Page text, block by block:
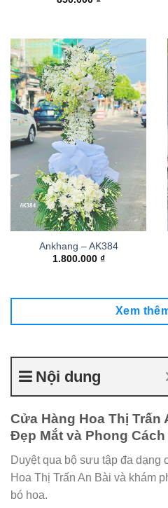
Ankhang – AK384
1.800.000 ₫
Xem
Nội dung
Cửa Hàng Hoa Thị Trấn
Đẹp Mắt và Phong Cách
Duyệt qua bộ sưu tập đa dạng
Hoa Thị Trấn An Bài và khám
bó hoa.